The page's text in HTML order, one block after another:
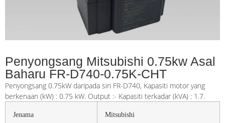
Penyongsang Mitsubishi 0.75kw Asal
Baharu FR-D740-0.75K-CHT
Penyongsang 0.75kW daripada siri FR-D740, Kapasiti motor yang
berkenaan (kW) : 0.75 kW. Output :- Kapasiti terkadar (kVA) : 1.7.
Jenama Mitsubishi